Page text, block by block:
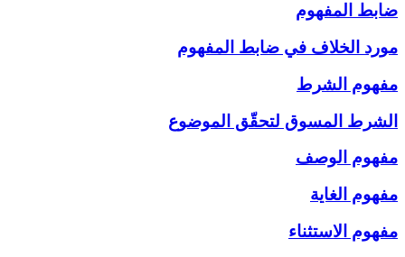
ضابط المفهوم
مورد الخلاف في ضابط المفهوم
مفهوم الشرط
الشرط المسوق لتحقّق الموضوع
مفهوم الوصف
مفهوم الغاية
مفهوم الاستثناء